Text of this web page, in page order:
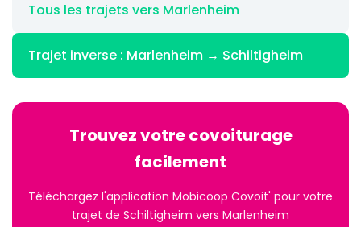
Tous les trajets vers Marlenheim
Trajet inverse : Marlenheim → Schiltigheim
Trouvez votre covoiturage
facilement
Téléchargez l'application Mobicoop Covoit' pour votre
trajet de Schiltigheim vers Marlenheim